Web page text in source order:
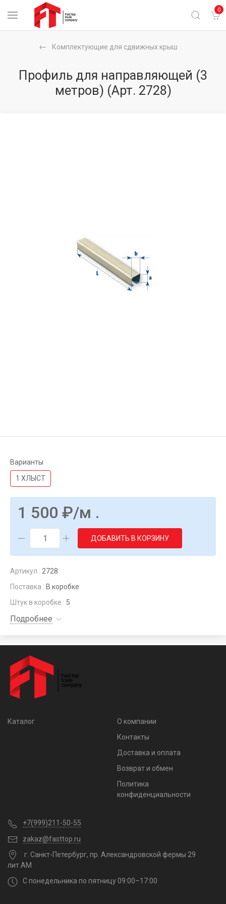
0
Комплектующие для сдвижных крыш
Профиль для направляющей (3
метров) (Арт. 2728)
Варианты
1 ХЛЫСТ
1 500 ₽/м .
ДОБАВИТЬ В КОРЗИНУ
Артикул : 2728
Поставка : В коробке
Штук в коробке : 5
Подробнее
Каталог
О компании
Контакты
Доставка и оплата
Возврат и обмен
Политика
конфиденциальности
+7(999)211-50-55
zakaz@fasttop.ru
г. Санкт-Петербург, пр. Александровской фермы 29
лит.АМ
С понедельника по пятницу 09:00–17:00